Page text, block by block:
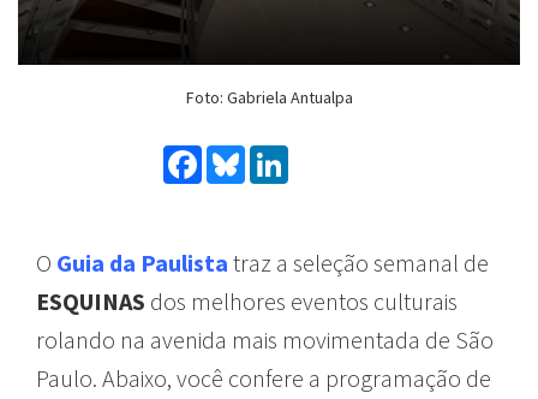
Foto: Gabriela Antualpa
Facebook
Bluesky
O Guia da Paulista traz a seleção semanal de
ESQUINAS dos melhores eventos culturais
rolando na avenida mais movimentada de São
Paulo. Abaixo, você confere a programação de